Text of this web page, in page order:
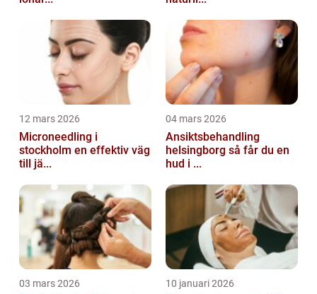
12 mars 2026
Microneedling i
stockholm en effektiv väg
till jä...
04 mars 2026
Ansiktsbehandling
helsingborg så får du en
hud i ...
03 mars 2026 10 januari 2026